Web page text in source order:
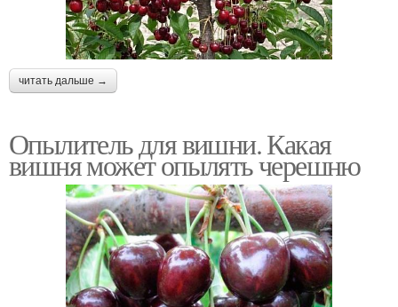
читать дальше →
Опылитель для вишни. Какая
вишня может опылять черешню